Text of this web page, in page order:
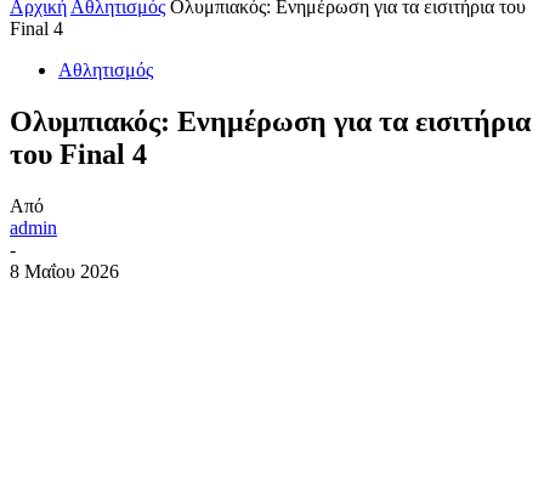
Αρχική Αθλητισμός Ολυμπιακός: Ενημέρωση για τα εισιτήρια του
Final 4
Αθλητισμός
Ολυμπιακός: Ενημέρωση για τα εισιτήρια
του Final 4
Από
admin
-
8 Μαΐου 2026